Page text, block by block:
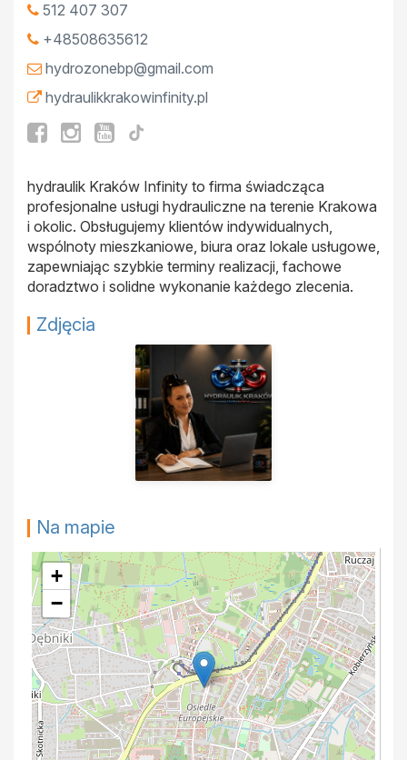
512 407 307
+48508635612
hydrozonebp@gmail.com
hydraulikkrakowinfinity.pl
hydraulik Kraków Infinity to firma świadcząca
profesjonalne usługi hydrauliczne na terenie Krakowa
i okolic. Obsługujemy klientów indywidualnych,
wspólnoty mieszkaniowe, biura oraz lokale usługowe,
zapewniając szybkie terminy realizacji, fachowe
doradztwo i solidne wykonanie każdego zlecenia.
Zdjęcia
Na mapie
+
−